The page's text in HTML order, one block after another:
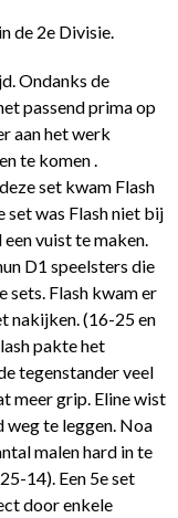
de 2e Divisie.
Ondanks de
passend prima op
aan het werk
te komen .
set kwam Flash
set was Flash niet bij
vuist te maken.
D1 speelsters die
sets. Flash kwam er
nakijken. (16-25 en
pakte het
tegenstander veel
meer grip. Eline wist
weg te leggen. Noa
malen hard in te
14). Een 5eset
door enkele